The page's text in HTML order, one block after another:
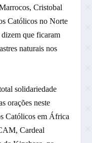
Cristobal
Católicos no Norte
que ficaram
naturais nos
solidariedade
orações neste
Católicos em África
Cardeal